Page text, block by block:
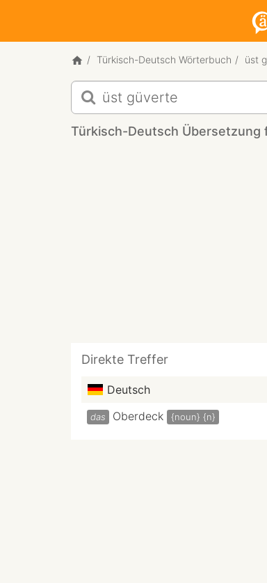
Türkisch-Deutsch Wörterbuch üst
Türkisch-
Deutsch
Übersetzung
für
Türkisch-Deutsch Übersetzung
Direkte Treffer
Deutsch
das Oberdeck {noun} {n}